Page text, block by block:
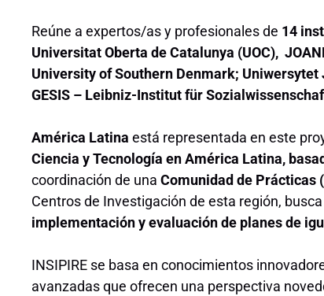
Reúne a expertos/as y profesionales de 14
Universitat Oberta de Catalunya (UOC),
University of Southern Denmark;
GESIS – Leibniz-Institut für
América Latina está representada en este
Ciencia y Tecnología en América Latina,
coordinación de una Comunidad de Prácticas
Centros de Investigación de esta región, busca
implementación y evaluación de planes de
INSIPIRE se basa en conocimientos
avanzadas que ofrecen una perspectiva